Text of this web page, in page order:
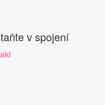
v spojení